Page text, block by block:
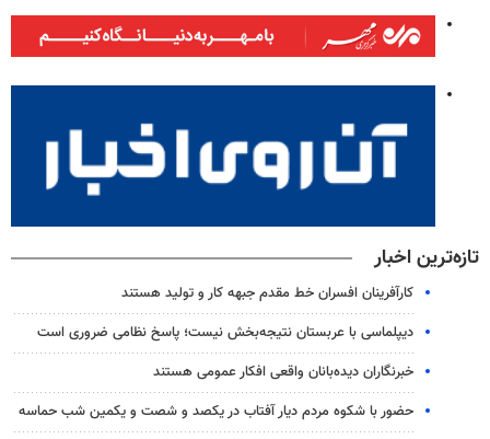
تازه‌ترین اخبار
کارآفرینان افسران خط مقدم جبهه کار و تولید هستند
دیپلماسی با عربستان نتیجه‌بخش نیست؛ پاسخ نظامی ضروری است
خبرنگاران دیده‌بانان واقعی افکار عمومی هستند
حضور با شکوه مردم دیار آفتاب در یکصد و شصت و یکمین شب حماسه